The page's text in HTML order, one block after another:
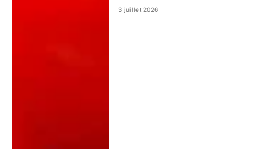
3 juillet 2026